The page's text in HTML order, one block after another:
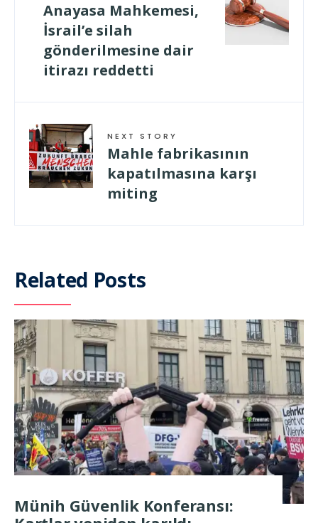
Anayasa Mahkemesi,
İsrail’e silah
gönderilmesine dair
itirazı reddetti
NEXT STORY
Mahle fabrikasının
kapatılmasına karşı
miting
Related Posts
Münih Güvenlik Konferansı: